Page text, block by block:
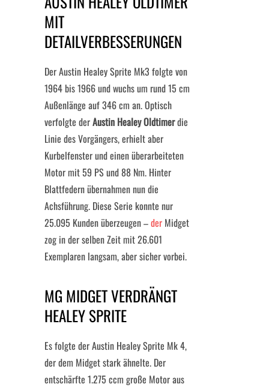
MIT
DETAILVERBESSERUNGEN
Der Austin Healey Sprite Mk3 folgte von
1964 bis 1966 und wuchs um rund 15 cm
Außenlänge auf 346 cm an. Optisch
verfolgte derAustin Healey Oldtimerdie
Linie des Vorgängers, erhielt aber
Kurbelfenster und einen überarbeiteten
Motor mit 59 PS und 88 Nm. Hinter
Blattfedern übernahmen nun die
Achsführung. Diese Serie konnte nur
25.095 Kunden überzeugen –der Midget
zog in der selben Zeit mit 26.601
Exemplaren langsam, aber sicher vorbei.
MG MIDGET VERDRÄNGT
HEALEY SPRITE
Es folgte der Austin Healey Sprite Mk 4,
der dem Midget stark ähnelte. Der
entschärfte 1.275 ccm große Motor aus